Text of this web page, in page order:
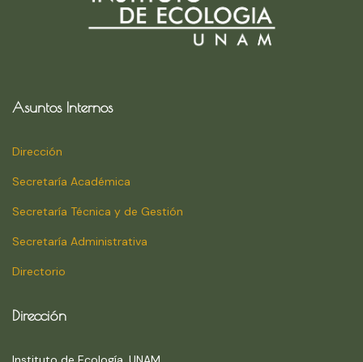
Asuntos Internos
Dirección
Secretaría Académica
Secretaría Técnica y de Gestión
Secretaría Administrativa
Directorio
Dirección